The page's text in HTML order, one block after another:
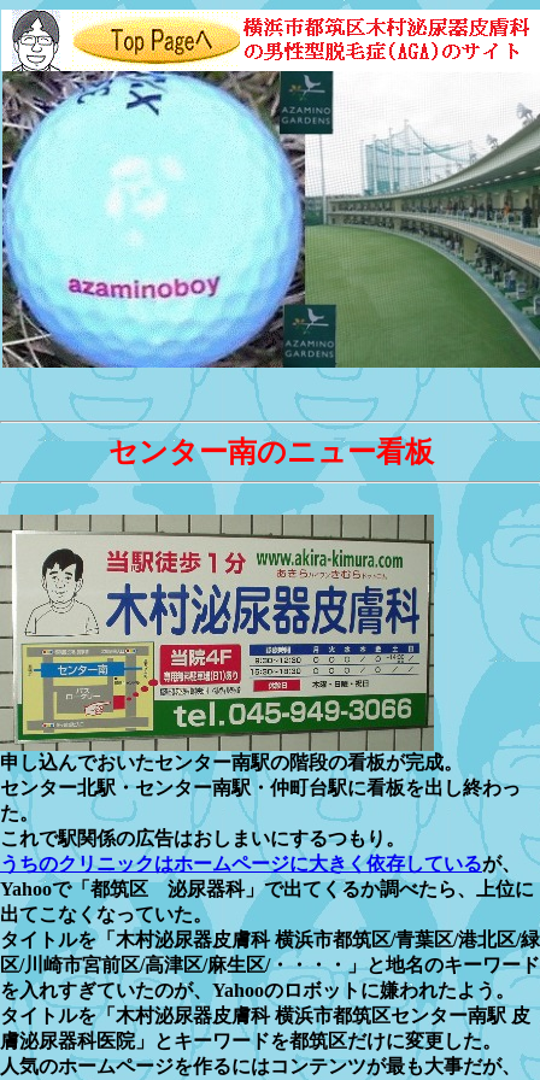
センター南のニュー看板
申し込んでおいたセンター南駅の階段の看板が完成。
センター北駅・センター南駅・仲町台駅に看板を出し終わっ
た。
これで駅関係の広告はおしまいにするつもり。
うちのクリニックはホームページに大きく依存しているが、
Yahooで「都筑区 泌尿器科」で出てくるか調べたら、上位に
出てこなくなっていた。
タイトルを「木村泌尿器皮膚科 横浜市都筑区/青葉区/港北区/緑
区/川崎市宮前区/高津区/麻生区/・・・・」と地名のキーワード
を入れすぎていたのが、Yahooのロボットに嫌われたよう。
タイトルを「木村泌尿器皮膚科 横浜市都筑区センター南駅 皮
膚泌尿器科医院」とキーワードを都筑区だけに変更した。
人気のホームページを作るにはコンテンツが最も大事だが、